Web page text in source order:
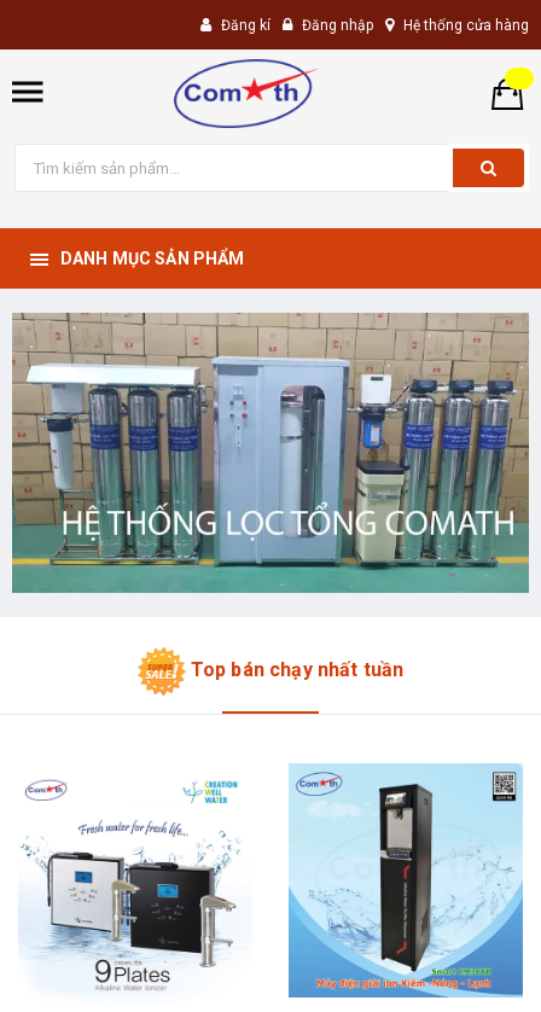
Đăng kí Đăng nhập Hệ thống cửa hàng
DANH MỤC SẢN PHẨM
Top bán chạy nhất tuần